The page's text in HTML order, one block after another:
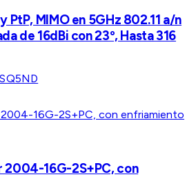
PtP, MIMO en 5GHz 802.11 a/n
de 16dBi con 23º, Hasta 316
2004-16G-2S+PC, con